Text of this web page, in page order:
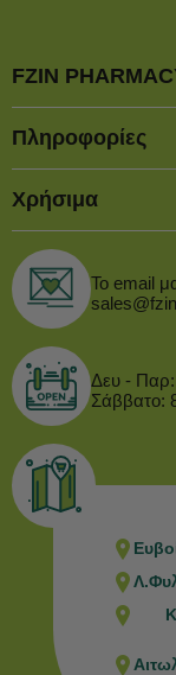
FZIN
Πληροφορίες
Χρήσιμα
Το email
Δευ - Παρ:
Σάββατο: